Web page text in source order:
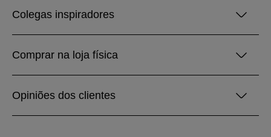
Colegas inspiradores
Comprar na loja física
Opiniões dos clientes